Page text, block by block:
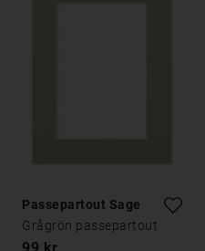
Passepartout Sage
Grågrön passepartout